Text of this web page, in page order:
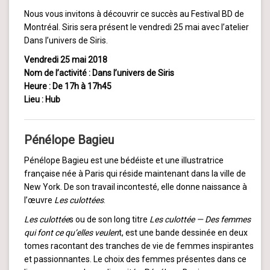
Nous vous invitons à découvrir ce succès au Festival BD de
Montréal. Siris sera présent le vendredi 25 mai avec l’atelier
Dans l’univers de Siris.
Vendredi 25 mai 2018
Nom de l’activité : Dans l’univers de Siris
Heure : De 17h à 17h45
Lieu : Hub
Pénélope Bagieu
Pénélope Bagieu est une bédéiste et une illustratrice
française née à Paris qui réside maintenant dans la ville de
New York. De son travail incontesté, elle donne naissance à
l’œuvre Les culottées.
Les culottées ou de son long titre Les culottée — Des femmes
qui font ce qu’elles veulent, est une bande dessinée en deux
tomes racontant des tranches de vie de femmes inspirantes
et passionnantes. Le choix des femmes présentes dans ce